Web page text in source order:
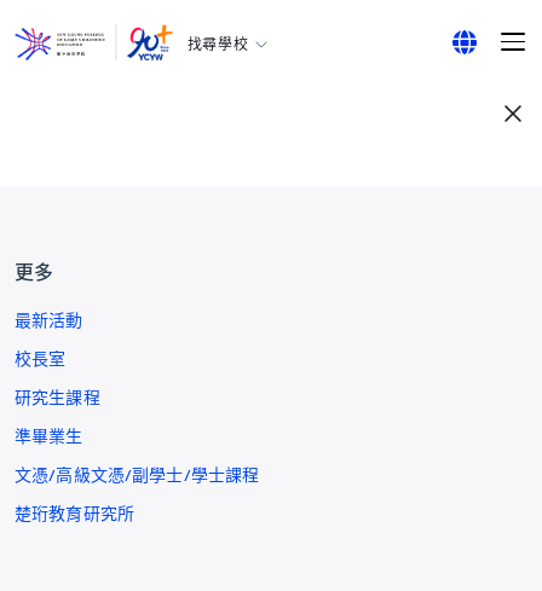
找尋學校
更多
最新活動
校長室
研究生課程
準畢業生
文憑/高級文憑/副學士/學士課程
楚珩教育研究所